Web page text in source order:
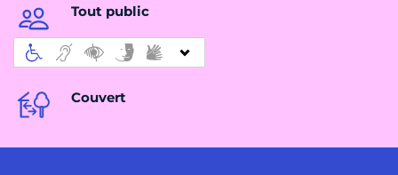
Tout public
Couvert